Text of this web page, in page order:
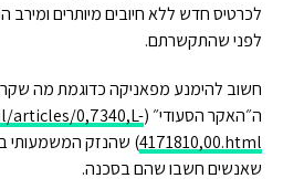
לכרטיס חדש ללא חיובים מיותרים ומירב
לפני שהתקשרתם.
חשוב להימנע מפאניקה כדוגמת מה
ה״האקר הסעודי״ (articles/0,7340,L-
4171810,00.html) שהנזק המשמעותי
שאנשים חשבו שהם בסכנה.